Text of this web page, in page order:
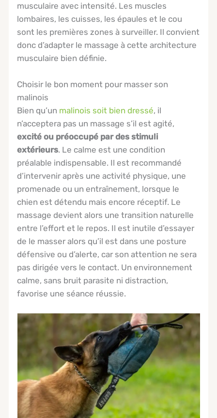
musculaire avec intensité. Les muscles
lombaires, les cuisses, les épaules et le cou
sont les premières zones à surveiller. Il convient
donc d’adapter le massage à cette architecture
musculaire bien définie.
Choisir le bon moment pour masser son
malinois
Bien qu’un malinois soit bien dressé, il
n’acceptera pas un massage s’il est agité,
excité ou préoccupé par des stimuli
extérieurs. Le calme est une condition
préalable indispensable. Il est recommandé
d’intervenir après une activité physique, une
promenade ou un entraînement, lorsque le
chien est détendu mais encore réceptif. Le
massage devient alors une transition naturelle
entre l’effort et le repos. Il est inutile d’essayer
de le masser alors qu’il est dans une posture
défensive ou d’alerte, car son attention ne sera
pas dirigée vers le contact. Un environnement
calme, sans bruit parasite ni distraction,
favorise une séance réussie.